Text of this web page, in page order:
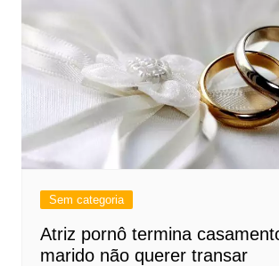
Sem categoria
Atriz pornô termina
marido não querer transar